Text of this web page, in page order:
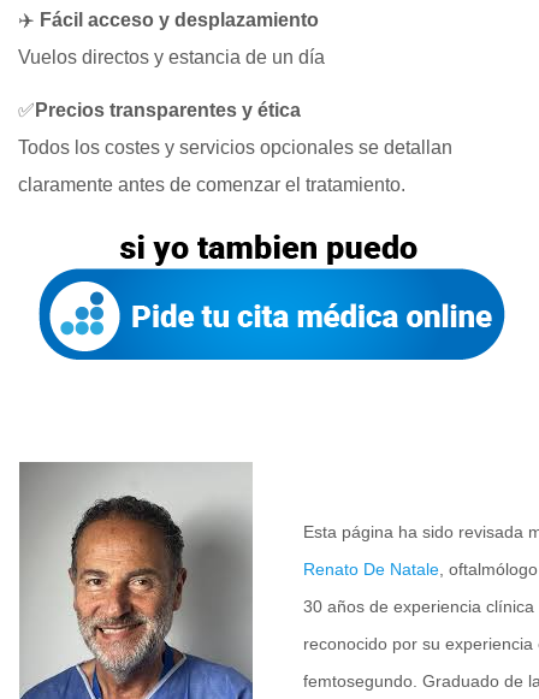
✈️ Fácil acceso y desplazamiento
Vuelos directos y estancia de un día
✅ Precios transparentes y ética
Todos los costes y servicios opcionales se detallan
claramente antes de comenzar el tratamiento.
Esta página ha sido revisada
Renato De Natale ,
30 años de experiencia
reconocido por su
femtosegundo. Graduado de